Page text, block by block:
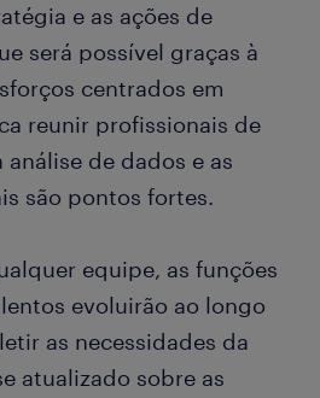
e as ações de
será possível graças à
centrados em
reunir profissionais de
análise de dados e as
são pontos fortes.
equipe, as funções
evoluirão ao longo
as necessidades da
atualizado sobre as